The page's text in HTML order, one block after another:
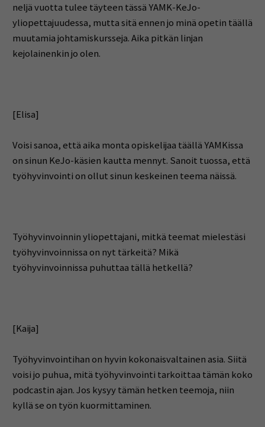
neljä vuotta tulee täyteen tässä YAMK-KeJo-
yliopettajuudessa, mutta sitä ennen jo minä opetin täällä
muutamia johtamiskursseja. Aika pitkän linjan
kejolainenkin jo olen.
[Elisa]
Voisi sanoa, että aika monta opiskelijaa täällä YAMKissa
on sinun KeJo-käsien kautta mennyt. Sanoit tuossa, että
työhyvinvointi on ollut sinun keskeinen teema näissä.
Työhyvinvoinnin yliopettajani, mitkä teemat mielestäsi
työhyvinvoinnissa on nyt tärkeitä? Mikä
työhyvinvoinnissa puhuttaa tällä hetkellä?
[Kaija]
Työhyvinvointihan on hyvin kokonaisvaltainen asia. Siitä
voisi jo puhua, mitä työhyvinvointi tarkoittaa tämän koko
podcastin ajan. Jos kysyy tämän hetken teemoja, niin
kyllä se on työn kuormittaminen.